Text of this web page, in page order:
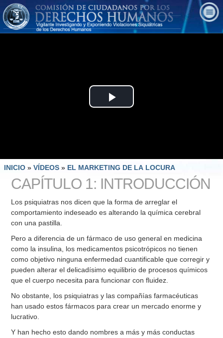
Play
INICIO » VÍDEOS » EL MARKETING DE LA LOCURA
CAPÍTULO 1: INTRODUCCIÓN
Los psiquiatras nos dicen que la forma de arreglar el
comportamiento indeseado es alterando la química cerebral
con una pastilla.
Pero a diferencia de un fármaco de uso general en medicina
como la insulina, los medicamentos psicotrópicos no tienen
como objetivo ninguna enfermedad cuantificable que corregir y
pueden alterar el delicadísimo equilibrio de procesos químicos
que el cuerpo necesita para funcionar con fluidez.
No obstante, los psiquiatras y las compañías farmacéuticas
han usado estos fármacos para crear un mercado enorme y
lucrativo.
Y han hecho esto dando nombres a más y más conductas